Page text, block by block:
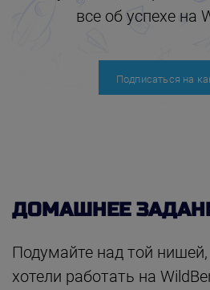
все об успехе на
Подписаться на
ДОМАШНЕЕ
Подумайте над той
хотели работать на